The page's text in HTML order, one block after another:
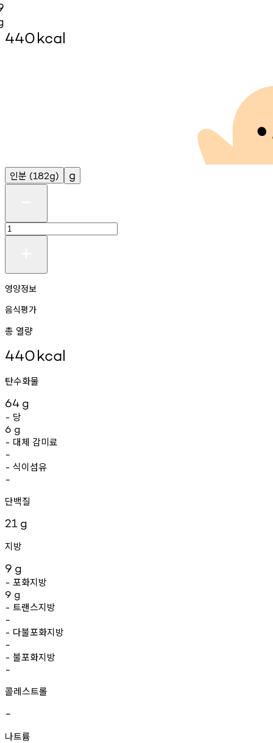
440kcal
인분 (182g) g
영양정보
음식평가
총 열량
440kcal
탄수화물
64 g
- 당
6 g
- 대체 감미료
-
- 식이섬유
-
단백질
21 g
지방
9 g
- 포화지방
9 g
- 트랜스지방
-
- 다불포화지방
-
- 불포화지방
-
콜레스트롤
-
나트륨